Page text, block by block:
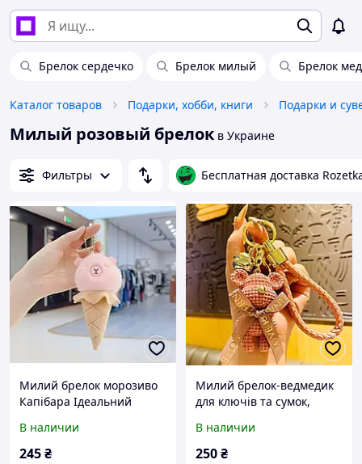
Брелок сердечко Брелок милый Брелок
Каталог товаров Подарки, хобби, книги Подарки и
Милый розовый брелок в Украине
Фильтры Бесплатная доставка
Милий брелок морозиво
Капібара Ідеальний
В наличии
245₴
Милий брелок-ведмедик
для ключів та сумок,
В наличии
250₴